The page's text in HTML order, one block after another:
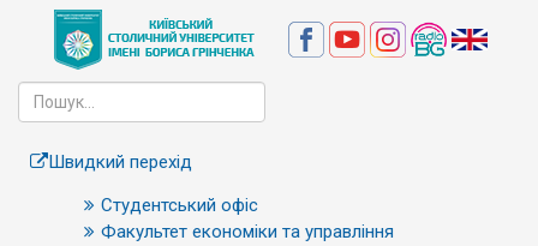
Швидкий перехід
Студентський офіс
Факультет економіки та управління